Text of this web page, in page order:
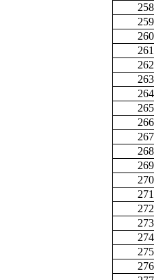
258
259
260
261
262
263
264
265
266
267
268
269
270
271
272
273
274
275
276